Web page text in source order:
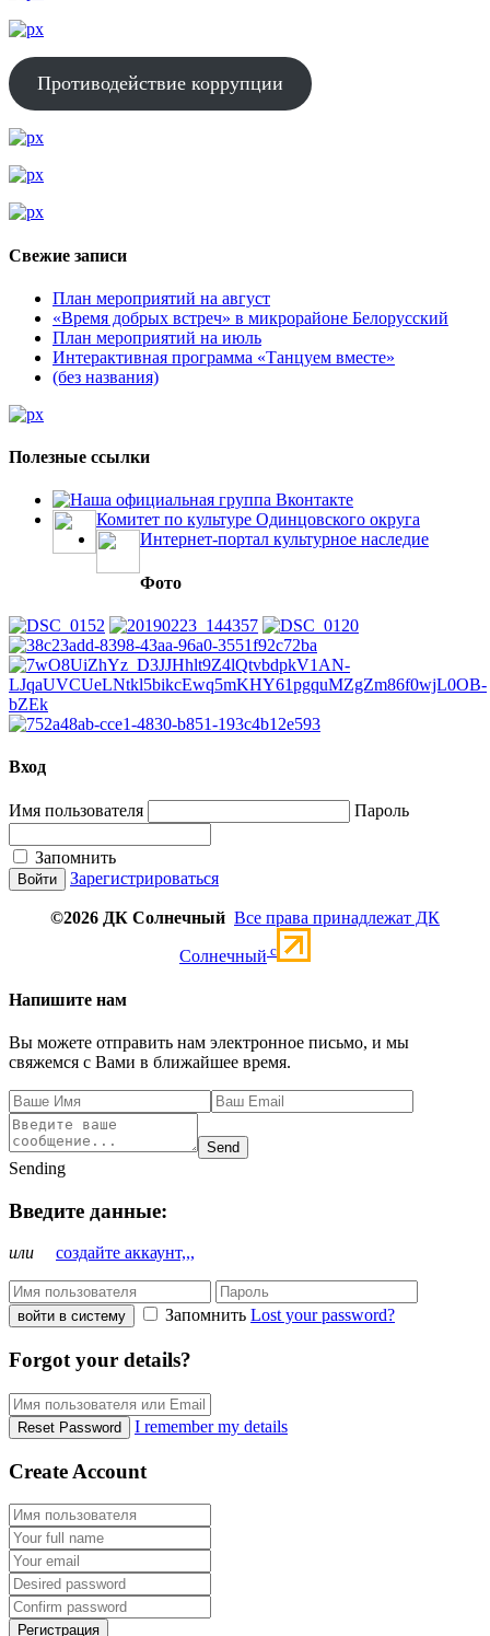
Противодействие коррупции
Свежие записи
План мероприятий на август
«Время добрых встреч» в микрорайоне Белорусский
План мероприятий на июль
Интерактивная программа «Танцуем вместе»
(без названия)
Полезные ссылки
Наша официальная группа Вконтакте
Комитет по культуре Одинцовского округа
Интернет-портал культурное наследие
Фото
Вход
Имя пользователя Пароль
Запомнить
Зарегистрироваться
©2026 ДК Солнечный Все права принадлежат ДК
Солнечный c
Напишите нам
Вы можете отправить нам электронное письмо, и мы
свяжемся с Вами в ближайшее время.
Send
Sending
Введите данные:
или создайте аккаунт,,,
войти в систему Запомнить Lost your password?
Forgot your details?
Reset Password I remember my details
Create Account
Регистрация